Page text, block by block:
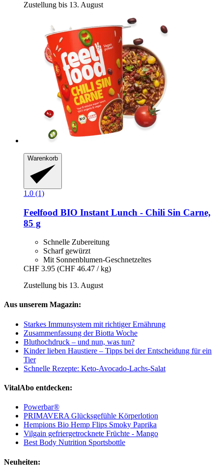
Zustellung bis 13. August
Warenkorb
1.0 (1)
Feelfood BIO Instant Lunch -​ Chili Sin Carne,
85 g
Schnelle Zubereitung
Scharf gewürzt
Mit Sonnenblumen-Geschnetzeltes
CHF 3.95 (CHF 46.47 / kg)
Zustellung bis 13. August
Aus unserem Magazin:
Starkes Immunsystem mit richtiger Ernährung
Zusammenfassung der Biotta Woche
Bluthochdruck – und nun, was tun?
Kinder lieben Haustiere – Tipps bei der Entscheidung für ein
Tier
Schnelle Rezepte: Keto-Avocado-Lachs-Salat
VitalAbo entdecken:
Powerbar®
PRIMAVERA Glücksgefühle Körperlotion
Hempions Bio Hemp Flips Smoky Paprika
Vilgain gefriergetrocknete Früchte - Mango
Best Body Nutrition Sportsbottle
Neuheiten: